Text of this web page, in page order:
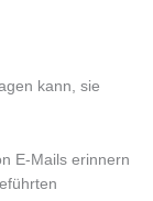
kann, sie
E-Mails erinnern